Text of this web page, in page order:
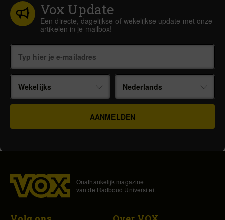
Vox Update
Een directe, dagelijkse of wekelijkse update met onze
artikelen in je mailbox!
Wekelijks Nederlands
Onafhankelijk magazine
van de Radboud Universiteit